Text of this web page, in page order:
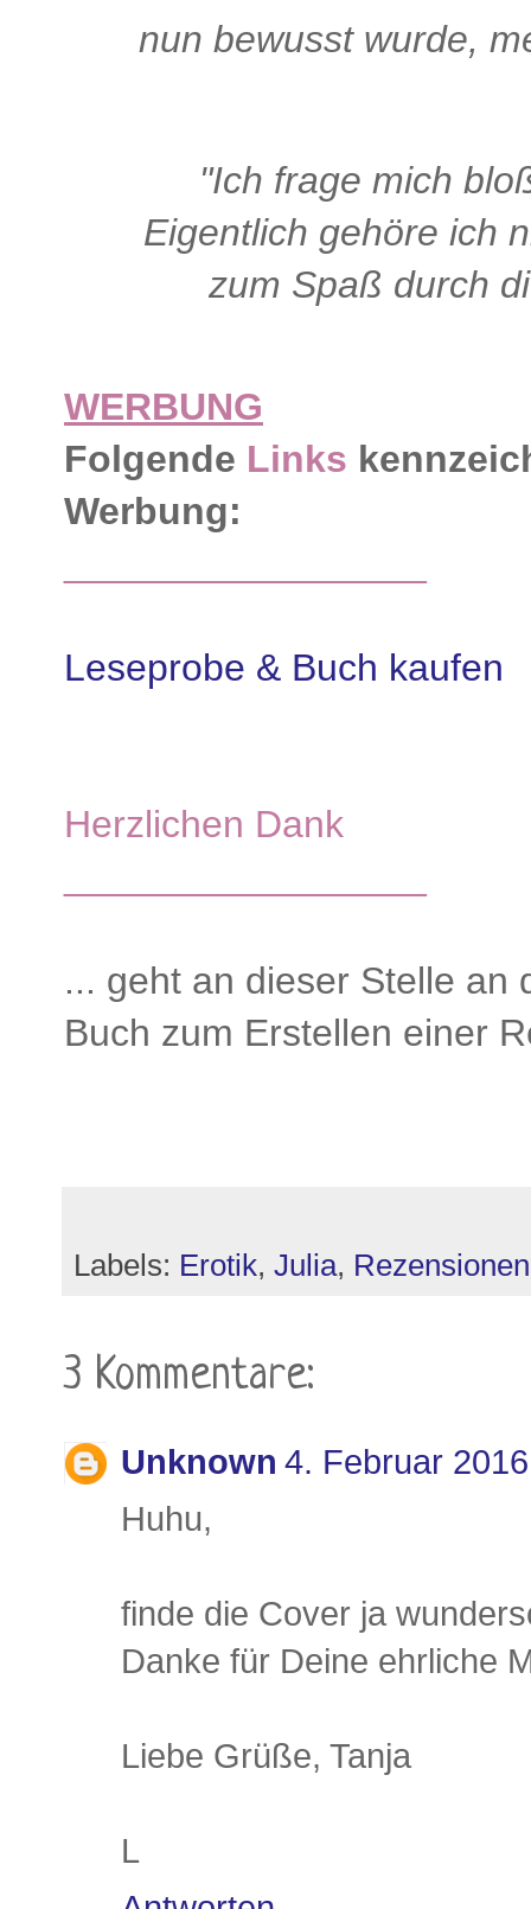
nun bewusst wurde,
"Ich frage mich
Eigentlich gehöre ich
zum Spaß durch
WERBUNG
Folgende Links
Werbung:
Leseprobe & Buch kaufen
Herzlichen Dank
... geht an dieser Stelle an
Buch zum Erstellen einer
Labels: Erotik, Julia, Rezensionen
3 Kommentare:
Unknown 4. Februar
Huhu,
finde die Cover ja
Danke für Deine ehrliche
Liebe Grüße, Tanja
L